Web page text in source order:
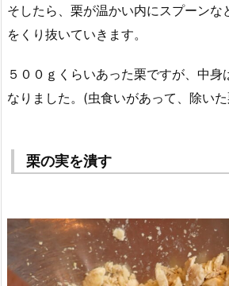
そしたら、栗が温かい内にスプーンな
をくり抜いていきます。
５００ｇくらいあった栗ですが、中身
なりました。(虫食いがあって、除い
栗の実を潰す